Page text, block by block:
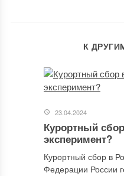
К
23.04.2024
Курортный
эксперимент?
Курортный сбор в
Федерации России